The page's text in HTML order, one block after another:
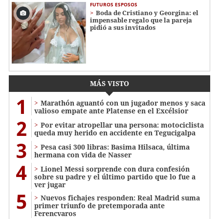
FUTUROS ESPOSOS
Boda de Cristiano y Georgina: el
impensable regalo que la pareja
pidió a sus invitados
MÁS VISTO
1
Marathón aguantó con un jugador menos y saca
valioso empate ante Platense en el Excélsior
2
Por evitar atropellar una persona: motociclista
queda muy herido en accidente en Tegucigalpa
3
Pesa casi 300 libras: Basima Hilsaca, última
hermana con vida de Nasser
4
Lionel Messi sorprende con dura confesión
sobre su padre y el último partido que lo fue a
ver jugar
5
Nuevos fichajes responden: Real Madrid suma
primer triunfo de pretemporada ante
Ferencvaros